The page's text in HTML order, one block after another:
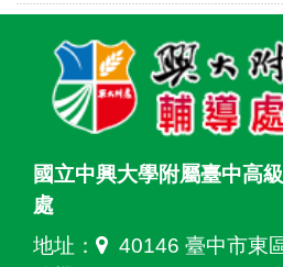
國立中興大學附屬臺中高
處
地址：
40146 臺中市東